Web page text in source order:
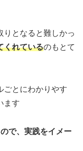
りとなると難しかっ
くれているのもとて
ごとにわかりやす
ます
で、実践をイメー